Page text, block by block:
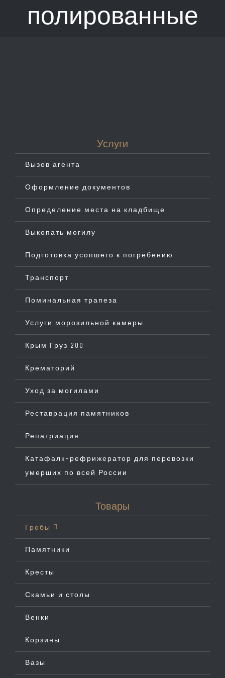
полированные
Услуги
Вызов агента
Оформление документов
Определение места на кладбище
Выкопать могилу
Подготовка усопшего к погребению
Транспорт
Поминальная трапеза
Услуги морозильной камеры
Крым Груз 200
Крематорий
Уход за могилами
Реставрация памятников
Репатриация
Катафалк-рефрижератор для перевозки
умерших по всей России
Товары
Гробы
Памятники
Кресты
Скамьи и столы
Венки
Корзины
Вазы